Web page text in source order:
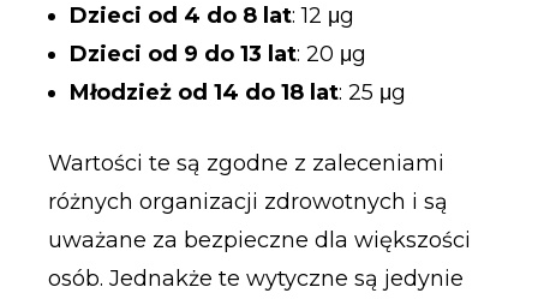
Dzieci od 4 do 8 lat: 12 μg
Dzieci od 9 do 13 lat: 20 μg
Młodzież od 14 do 18 lat: 25 μg
Wartości te są zgodne z zaleceniami
różnych organizacji zdrowotnych i są
uważane za bezpieczne dla większości
osób. Jednakże te wytyczne są jedynie